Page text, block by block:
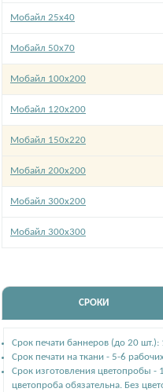
Мобайл 25х40
Мобайл 50х70
Мобайл 100х200
Мобайл 120х200
Мобайл 150х220
Мобайл 200х200
Мобайл 300х200
Мобайл 300х300
СРОКИ
Срок печати баннеров (до 20
Срок печати на ткани - 5-6
Срок изготовления цветопробы -
цветопроба обязательна. Без